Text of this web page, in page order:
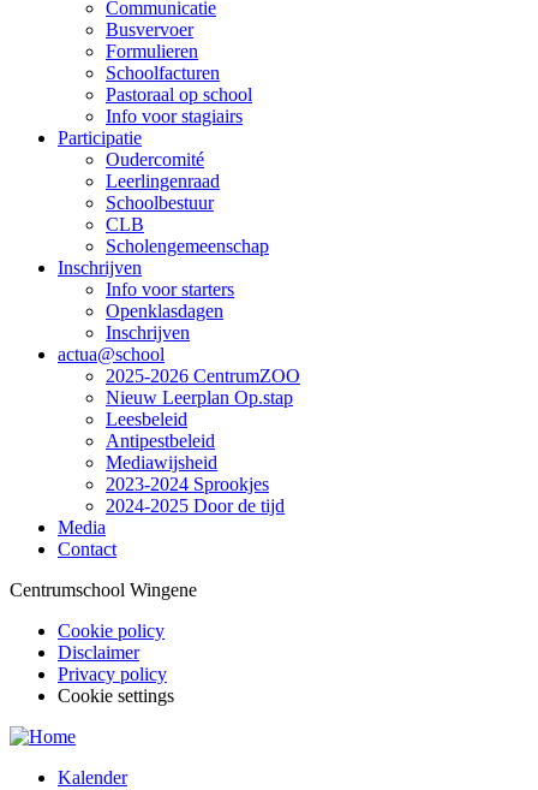
Communicatie
Busvervoer
Formulieren
Schoolfacturen
Pastoraal op school
Info voor stagiairs
Participatie
Oudercomité
Leerlingenraad
Schoolbestuur
CLB
Scholengemeenschap
Inschrijven
Info voor starters
Openklasdagen
Inschrijven
actua@school
2025-2026 CentrumZOO
Nieuw Leerplan Op.stap
Leesbeleid
Antipestbeleid
Mediawijsheid
2023-2024 Sprookjes
2024-2025 Door de tijd
Media
Contact
Centrumschool Wingene
Footer
menu
Cookie policy
Disclaimer
Privacy policy
Cookie settings
Kalender